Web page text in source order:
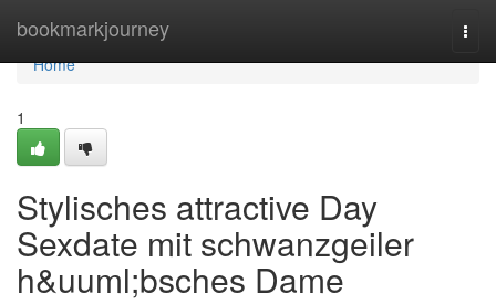
bookmarkjourney
Home
Home
1
Stylisches attractive Day
Sexdate mit schwanzgeiler
h&uuml;bsches Dame